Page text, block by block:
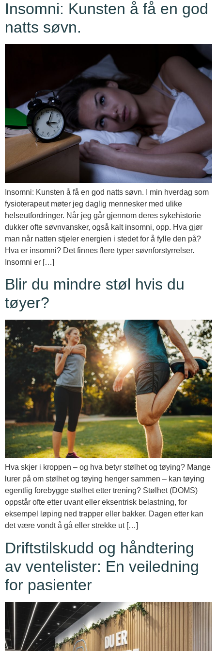
Insomni: Kunsten å få en god
natts søvn.
Insomni: Kunsten å få en god natts søvn. I min hverdag som
fysioterapeut møter jeg daglig mennesker med ulike
helseutfordringer. Når jeg går gjennom deres sykehistorie
dukker ofte søvnvansker, også kalt insomni, opp. Hva gjør
man når natten stjeler energien i stedet for å fylle den på?
Hva er insomni? Det finnes flere typer søvnforstyrrelser.
Insomni er […]
Blir du mindre støl hvis du
tøyer?
Hva skjer i kroppen – og hva betyr stølhet og tøying? Mange
lurer på om stølhet og tøying henger sammen – kan tøying
egentlig forebygge stølhet etter trening? Stølhet (DOMS)
oppstår ofte etter uvant eller eksentrisk belastning, for
eksempel løping ned trapper eller bakker. Dagen etter kan
det være vondt å gå eller strekke ut […]
Driftstilskudd og håndtering
av ventelister: En veiledning
for pasienter